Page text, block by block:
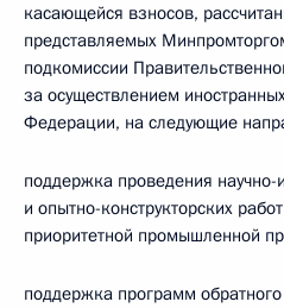
касающейся взносов,
представляемых
подкомиссии
за осуществлением
Федерации, на следующие
поддержка проведения научно-
и опытно-­конструкторских
приоритетной промышленной
поддержка программ